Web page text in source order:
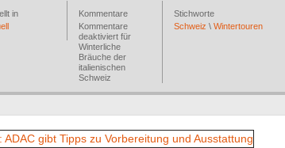
in
Kommentare
Kommentare
deaktiviert für
Winterliche
Bräuche der
italienischen
Schweiz
Stichworte
Schweiz \ Wintertouren